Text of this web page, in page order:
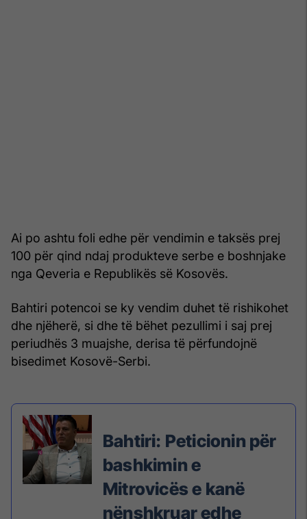
Ai po ashtu foli edhe për vendimin e taksës prej
100 për qind ndaj produkteve serbe e boshnjake
nga Qeveria e Republikës së Kosovës.
Bahtiri potencoi se ky vendim duhet të rishikohet
dhe njëherë, si dhe të bëhet pezullimi i saj prej
periudhës 3 muajshe, derisa të përfundojnë
bisedimet Kosovë-Serbi.
Bahtiri: Peticionin për
bashkimin e
Mitrovicës e kanë
nënshkruar edhe